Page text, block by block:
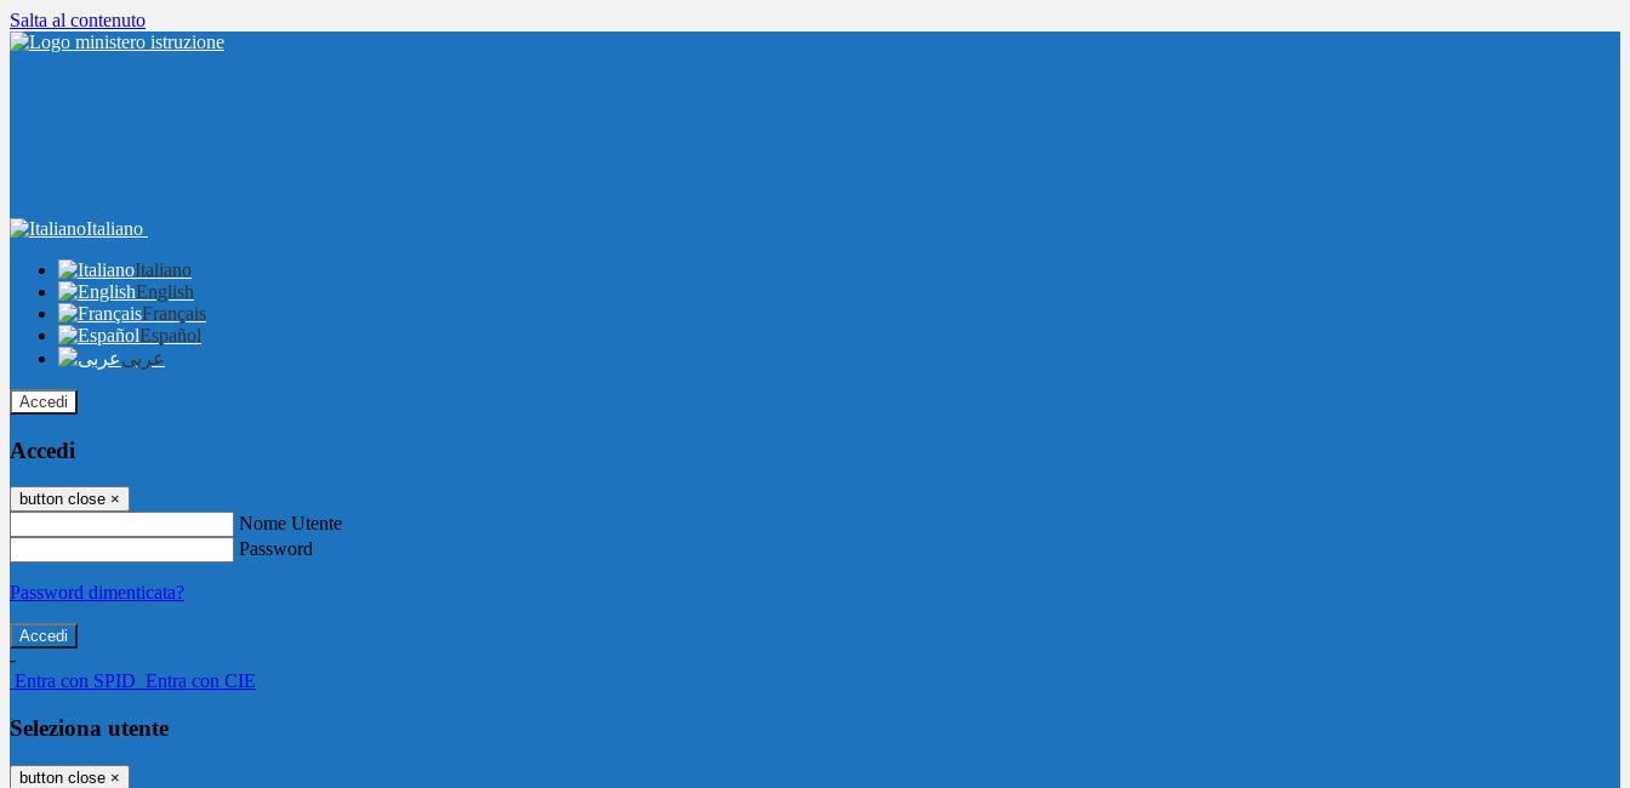
Salta al contenuto
Italiano
Italiano
English
Français
Español
عربى
Accedi
Accedi
button close ×
Nome Utente
Password
Password dimenticata?
-
Entra con SPID Entra con CIE
Seleziona utente
button close ×